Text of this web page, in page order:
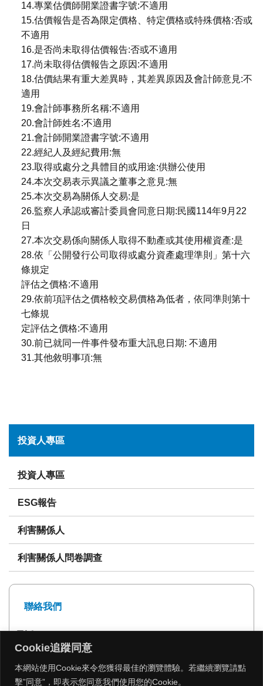
Cookie追蹤同意
本網站使用Cookie來令您獲得最佳的瀏覽體驗。若繼續瀏覽請點
擊”同意”，即表示您同意我們使用您的Cookie。
投資人專區
投資人專區
ESG報告
利害關係人
利害關係人問卷調查
聯絡我們
電話: 02-27239999
傳真: 02-27293399
14.專業估價師開業證書字號:不適用
15.估價報告是否為限定價格、特定價格或特殊價格:否或
不適用
16.是否尚未取得估價報告:否或不適用
17.尚未取得估價報告之原因:不適用
18.估價結果有重大差異時，其差異原因及會計師意見:不
適用
19.會計師事務所名稱:不適用
20.會計師姓名:不適用
21.會計師開業證書字號:不適用
22.經紀人及經紀費用:無
23.取得或處分之具體目的或用途:供辦公使用
24.本次交易表示異議之董事之意見:無
25.本次交易為關係人交易:是
26.監察人承認或審計委員會同意日期:民國114年9月22
日
27.本次交易係向關係人取得不動產或其使用權資產:是
28.依「公開發行公司取得或處分資產處理準則」第十六
條規定
評估之價格:不適用
29.依前項評估之價格較交易價格為低者，依同準則第十
七條規
定評估之價格:不適用
30.前已就同一件事件發布重大訊息日期: 不適用
31.其他敘明事項:無